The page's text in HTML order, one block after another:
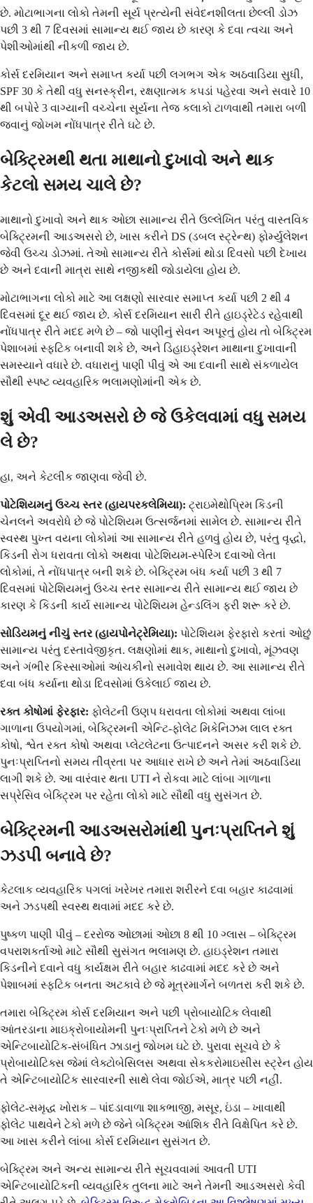
છે. મોટાભાગના લોકો તેમની સૂર્ય પ્રત્યેની સંવેદનશીલતા છેલ્લી ડોઝ
પછી 3 થી 7 દિવસમાં સામાન્ય થઈ જાય છે કારણ કે દવા ત્વચા અને
પેશીઓમાંથી નીકળી જાય છે.
કોર્સ દરમિયાન અને સમાપ્ત કર્યા પછી લગભગ એક અઠવાડિયા સુધી,
SPF 30 કે તેથી વધુ સનસ્ક્રીન, રક્ષણાત્મક કપડાં પહેરવા અને સવારે 10
થી બપોરે 3 વાગ્યાની વચ્ચેના સૂર્યના તેજ કલાકો ટાળવાથી તમારા બળી
જવાનું જોખમ નોંધપાત્ર રીતે ઘટે છે.
બેક્ટ્રિમથી થતા માથાનો દુખાવો અને થાક
કેટલો સમય ચાલે છે?
માથાનો દુખાવો અને થાક ઓછા સામાન્ય રીતે ઉલ્લેખિત પરંતુ વાસ્તવિક
બેક્ટ્રિમની આડઅસરો છે, ખાસ કરીને DS (ડબલ સ્ટ્રેન્થ) ફોર્મ્યુલેશન
જેવી ઉચ્ચ ડોઝમાં. તેઓ સામાન્ય રીતે કોર્સમાં થોડા દિવસો પછી દેખાય
છે અને દવાની માત્રા સાથે નજીકથી જોડાયેલા હોય છે.
મોટાભાગના લોકો માટે આ લક્ષણો સારવાર સમાપ્ત કર્યા પછી 2 થી 4
દિવસમાં દૂર થઈ જાય છે. કોર્સ દરમિયાન સારી રીતે હાઇડ્રેટેડ રહેવાથી
નોંધપાત્ર રીતે મદદ મળે છે – જો પાણીનું સેવન અપૂરતું હોય તો બેક્ટ્રિમ
પેશાબમાં સ્ફટિક બનાવી શકે છે, અને ડિહાઇડ્રેશન માથાના દુખાવાની
સમસ્યાને વધારે છે. વધારાનું પાણી પીવું એ આ દવાની સાથે સંકળાયેલ
સૌથી સ્પષ્ટ વ્યવહારિક ભલામણોમાંની એક છે.
શું એવી આડઅસરો છે જે ઉકેલવામાં વધુ સમય
લે છે?
હા, અને કેટલીક જાણવા જેવી છે.
પોટેશિયમનું ઉચ્ચ સ્તર (હાયપરકલેમિયા): ટ્રાઇમેથોપ્રિમ કિડની
ચેનલને અવરોધે છે જે પોટેશિયમ ઉત્સર્જનમાં સામેલ છે. સામાન્ય રીતે
સ્વસ્થ પુખ્ત વયના લોકોમાં આ સામાન્ય રીતે હળવું હોય છે, પરંતુ વૃદ્ધો,
કિડની રોગ ધરાવતા લોકો અથવા પોટેશિયમ-સ્પેરિંગ દવાઓ લેતા
લોકોમાં, તે નોંધપાત્ર બની શકે છે. બેક્ટ્રિમ બંધ કર્યા પછી 3 થી 7
દિવસમાં પોટેશિયમનું ઉચ્ચ સ્તર સામાન્ય રીતે સામાન્ય થઈ જાય છે
કારણ કે કિડની કાર્ય સામાન્ય પોટેશિયમ હેન્ડલિંગ ફરી શરૂ કરે છે.
સોડિયમનું નીચું સ્તર (હાયપોનેટ્રેમિયા): પોટેશિયમ ફેરફારો કરતાં ઓછું
સામાન્ય પરંતુ દસ્તાવેજીકૃત. લક્ષણોમાં થાક, માથાનો દુખાવો, મૂંઝવણ
અને ગંભીર કિસ્સાઓમાં આંચકીનો સમાવેશ થાય છે. આ સામાન્ય રીતે
દવા બંધ કર્યાના થોડા દિવસોમાં ઉકેલાઈ જાય છે.
રક્ત કોષોમાં ફેરફાર: ફોલેટની ઉણપ ધરાવતા લોકોમાં અથવા લાંબા
ગાળાના ઉપયોગમાં, બેક્ટ્રિમની એન્ટિ-ફોલેટ મિકેનિઝમ લાલ રક્ત
કોષો, શ્વેત રક્ત કોષો અથવા પ્લેટલેટના ઉત્પાદનને અસર કરી શકે છે.
પુનઃપ્રાપ્તિનો સમય તીવ્રતા પર આધાર રાખે છે અને તેમાં અઠવાડિયા
લાગી શકે છે. આ વારંવાર થતા UTI ને રોકવા માટે લાંબા ગાળાના
સપ્રેસિવ બેક્ટ્રિમ પર રહેતા લોકો માટે સૌથી વધુ સુસંગત છે.
બેક્ટ્રિમની આડઅસરોમાંથી પુનઃપ્રાપ્તિને શું
ઝડપી બનાવે છે?
કેટલાક વ્યવહારિક પગલાં ખરેખર તમારા શરીરને દવા બહાર કાઢવામાં
અને ઝડપથી સ્વસ્થ થવામાં મદદ કરે છે.
પુષ્કળ પાણી પીવું – દરરોજ ઓછામાં ઓછા 8 થી 10 ગ્લાસ – બેક્ટ્રિમ
વપરાશકર્તાઓ માટે સૌથી સુસંગત ભલામણ છે. હાઇડ્રેશન તમારા
કિડનીને દવાને વધુ કાર્યક્ષમ રીતે બહાર કાઢવામાં મદદ કરે છે અને
પેશાબમાં સ્ફટિક બનતા અટકાવે છે જે મૂત્રમાર્ગને બળતરા કરી શકે છે.
તમારા બેક્ટ્રિમ કોર્સ દરમિયાન અને પછી પ્રોબાયોટિક લેવાથી
આંતરડાના માઇક્રોબાયોમની પુનઃપ્રાપ્તિને ટેકો મળે છે અને
એન્ટિબાયોટિક-સંબંધિત ઝાડાનું જોખમ ઘટે છે. પુરાવા સૂચવે છે કે
પ્રોબાયોટિક્સ જેમાં લેક્ટોબેસિલસ અથવા સેકકરોમાઇસીસ સ્ટ્રેન હોય
તે એન્ટિબાયોટિક સારવારની સાથે લેવા જોઈએ, માત્ર પછી નહીં.
ફોલેટ-સમૃદ્ધ ખોરાક – પાંદડાવાળા શાકભાજી, મસૂર, ઇંડા – ખાવાથી
ફોલેટ પાથવેને ટેકો મળે છે જેને બેક્ટ્રિમ આંશિક રીતે વિક્ષેપિત કરે છે.
આ ખાસ કરીને લાંબા કોર્સ દરમિયાન સુસંગત છે.
બેક્ટ્રિમ અને અન્ય સામાન્ય રીતે સૂચવવામાં આવતી UTI
એન્ટિબાયોટિકની વ્યવહારિક તુલના માટે અને તેમની આડઅસરો કેવી